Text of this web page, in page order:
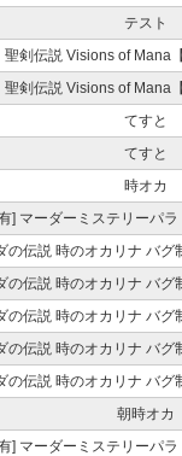
テスト
聖剣伝説 Visions of Mana
聖剣伝説 Visions of Mana
てすと
てすと
時オカ
] マーダーミステリーパ
の伝説 時のオカリナ バグ
の伝説 時のオカリナ バグ
の伝説 時のオカリナ バグ
の伝説 時のオカリナ バグ
の伝説 時のオカリナ バグ
朝時オカ
] マーダーミステリーパ